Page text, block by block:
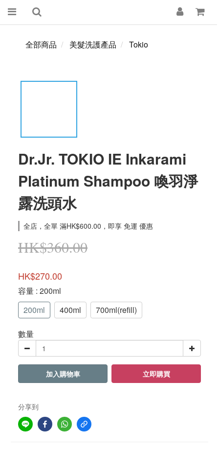
全部商品 美髮洗護產品 Tokio
Dr.Jr. TOKIO IE Inkarami
Platinum Shampoo 喚羽淨
露洗頭水
全店，全單 滿HK$600.00，即享 免運 優惠
HK$360.00
HK$270.00
容量 : 200ml
200ml
400ml 700ml(refill)
數量
加入購物車 立即購買
分享到